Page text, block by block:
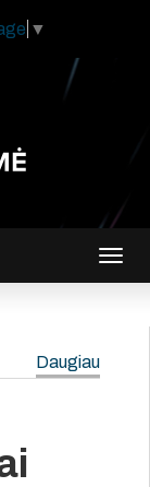
▼
Daugiau